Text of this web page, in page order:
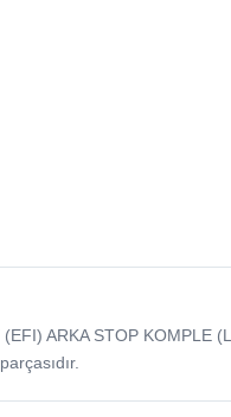
ARKA STOP KOMPLE